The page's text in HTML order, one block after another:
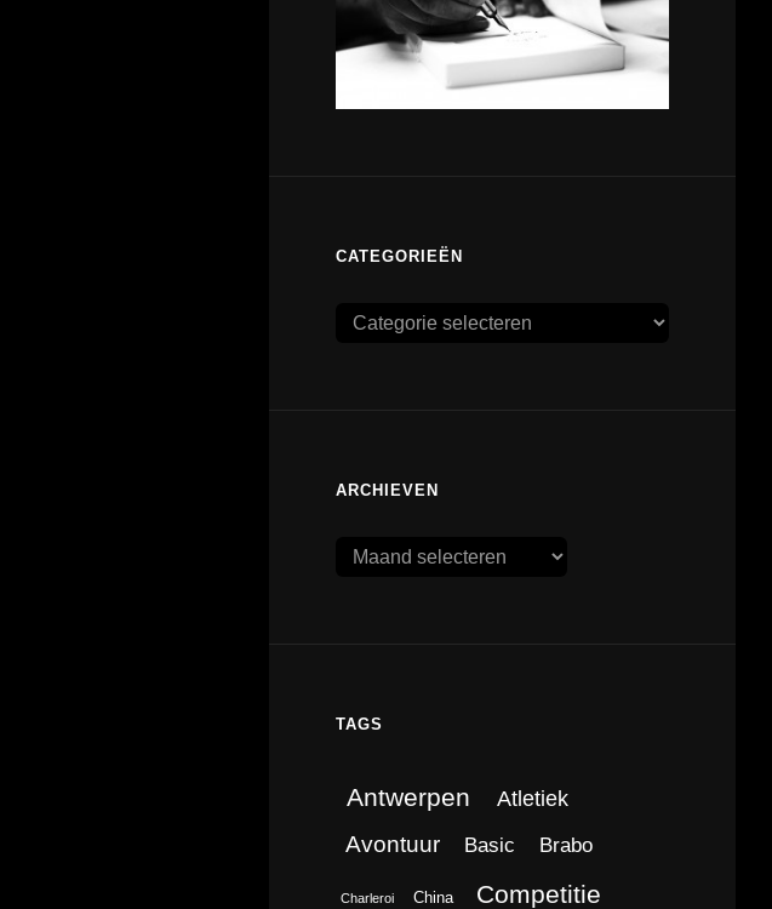
CATEGORIEËN
Categorieën
ARCHIEVEN
Archieven
TAGS
Antwerpen Atletiek
Avontuur Basic Brabo
Charleroi China Competitie